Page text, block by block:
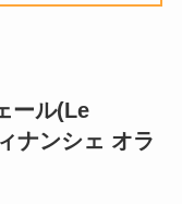
ール(Le
ナンシェ オラ